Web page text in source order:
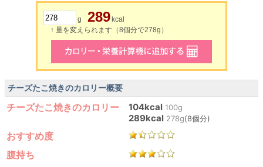
g 289 kcal
↑ 量を変えられます（8個分で278g）
チーズたこ焼きのカロリー概要
チーズたこ焼きのカロリー 104kcal 100g
289kcal 278g(8個分)
おすすめ度
腹持ち